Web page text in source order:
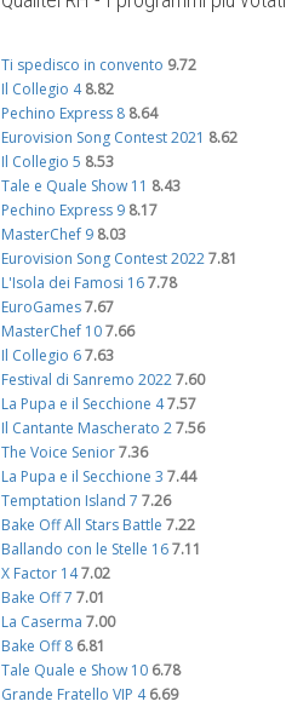
Ti spedisco in convento 9.72
Il Collegio 4 8.82
Pechino Express 8 8.64
Eurovision Song Contest 2021 8.62
Il Collegio 5 8.53
Tale e Quale Show 11 8.43
Pechino Express 9 8.17
MasterChef 9 8.03
Eurovision Song Contest 2022 7.81
L'Isola dei Famosi 16 7.78
EuroGames 7.67
MasterChef 10 7.66
Il Collegio 6 7.63
Festival di Sanremo 2022 7.60
La Pupa e il Secchione 47.57
Il Cantante Mascherato 2 7.56
The Voice Senior 7.36
La Pupa e il Secchione 3 7.44
Temptation Island 7 7.26
Bake Off All Stars Battle 7.22
Ballando con le Stelle 16 7.11
X Factor 147.02
Bake Off 7 7.01
La Caserma 7.00
Bake Off 8 6.81
Tale Quale e Show 10 6.78
Grande Fratello VIP 4 6.69